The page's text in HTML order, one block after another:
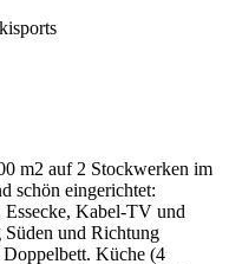
m2 auf 2 Stockwerken im
schön eingerichtet:
Kabel-TV und
und Richtung
Küche (4